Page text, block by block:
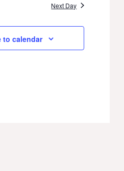
Next Day
to calendar